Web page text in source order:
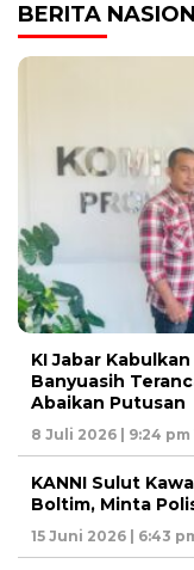
BERITA
KI Jabar
Banyuasih
Abaikan Putusan
8 Juli 2026 | 9:24 pm
KANNI Sulut
Boltim, Minta
15 Juni 2026 | 6:43